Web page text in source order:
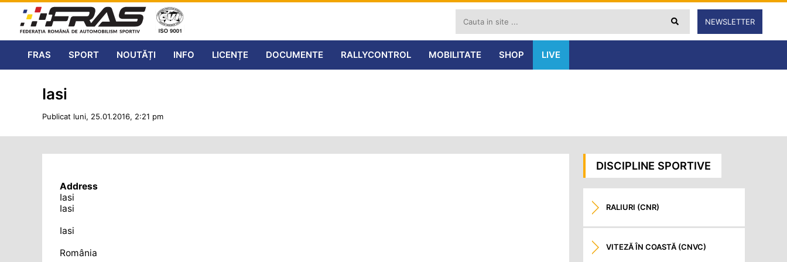
NEWSLETTER
FRAS SPORT NOUTĂȚI INFO LICENȚE DOCUMENTE RALLYCONTROL MOBILITATE SHOP LIVE
Iasi
Publicat luni, 25.01.2016, 2:21 pm
Address
Iasi
Iasi
Iasi
România
DISCIPLINE SPORTIVE
RALIURI (CNR)
VITEZĂ ÎN COASTĂ (CNVC)